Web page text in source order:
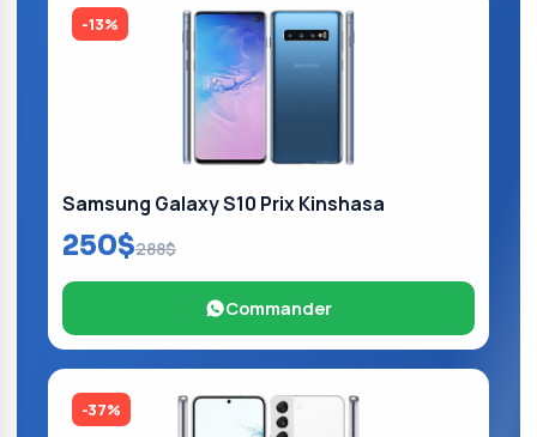
-13%
Samsung Galaxy S10 Prix Kinshasa
250$288$
Commander
-37%